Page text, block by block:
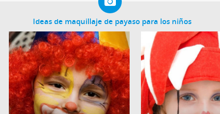
Ideas de maquillaje de payaso para los niños